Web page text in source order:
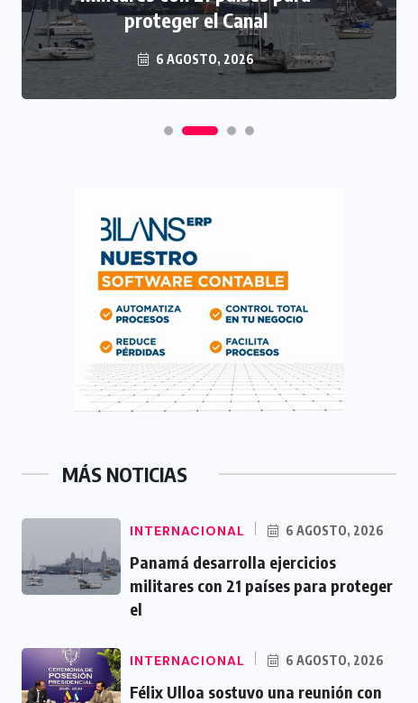
proteger el Canal
6 AGOSTO, 2026
MÁS NOTICIAS
INTERNACIONAL 6 AGOSTO, 2026
Panamá desarrolla ejercicios
militares con 21 países para proteger
el
INTERNACIONAL 6 AGOSTO, 2026
Félix Ulloa sostuvo una reunión con